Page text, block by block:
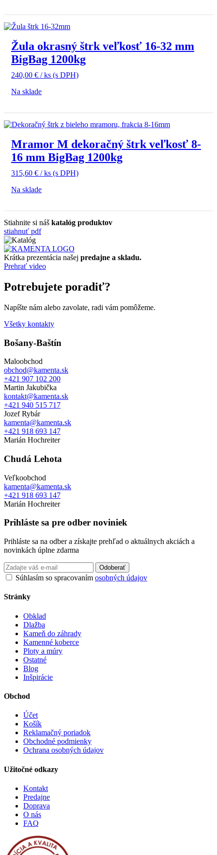
Žula okrasný štrk veľkosť 16-32 mm
BigBag 1200kg
240,00 € / ks (s DPH)
Na sklade
Mramor M dekoračný štrk veľkosť 8-
16 mm BigBag 1200kg
315,60 € / ks (s DPH)
Na sklade
Stiahnite si náš katalóg produktov
stiahnuť pdf
Krátka prezentácia našej predajne a skladu.
Prehrať video
Potrebujete poradiť?
Napíšte nám alebo zavolate, radi vám pomôžeme.
Všetky kontakty
Bošany-Baštín
Maloobchod
obchod@kamenta.sk
+421 907 102 200
Martin Jakubička
kontakt@kamenta.sk
+421 940 515 717
Jozef Rybár
kamenta@kamenta.sk
+421 918 693 147
Marián Hochreiter
Chudá Lehota
Veľkoobchod
kamenta@kamenta.sk
+421 918 693 147
Marián Hochreiter
Prihláste sa pre odber noviniek
Prihláste sa na odber a získajte prehľad o aktuálnych akciách a
novinkách úplne zdarma
Odoberať
Súhlasím so spracovaním osobných údajov
Stránky
Obklad
Dlažba
Kameň do záhrady
Kamenné koberce
Ploty a múry
Ostatné
Blog
Inšpirácie
Obchod
Účet
Košík
Reklamačný poriadok
Obchodné podmienky
Ochrana osobných údajov
Užitočné odkazy
Kontakt
Predajne
Doprava
O nás
FAQ